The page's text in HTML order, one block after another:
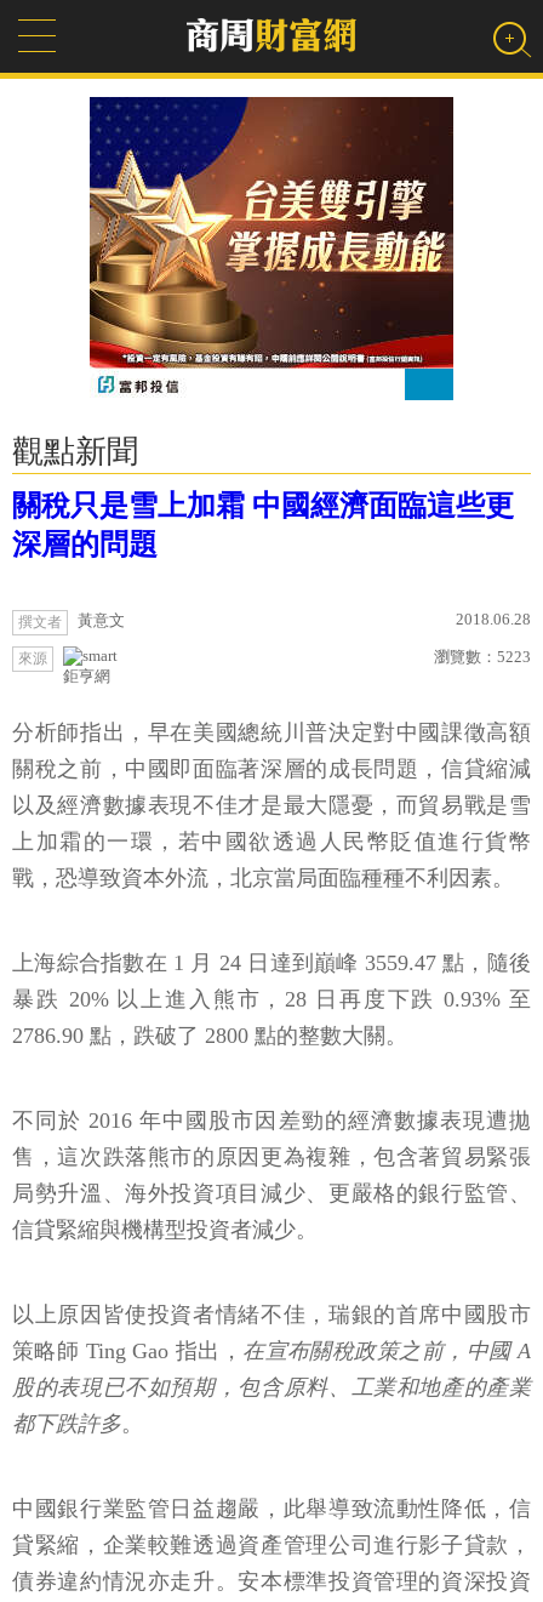
觀點新聞
關稅只是雪上加霜 中國經濟面臨這些更
深層的問題
撰文者 黃意文 2018.06.28
來源
鉅亨網
瀏覽數： 5223
分析師指出，早在美國總統川普決定對中國課徵高額
關稅之前，中國即面臨著深層的成長問題，信貸縮減
以及經濟數據表現不佳才是最大隱憂，而貿易戰是雪
上加霜的一環，若中國欲透過人民幣貶值進行貨幣
戰，恐導致資本外流，北京當局面臨種種不利因素。
上海綜合指數在 1 月 24 日達到巔峰 3559.47 點，隨後
暴跌 20% 以上進入熊市，28 日再度下跌 0.93% 至
2786.90 點，跌破了 2800 點的整數大關。
不同於 2016 年中國股市因差勁的經濟數據表現遭拋
售，這次跌落熊市的原因更為複雜，包含著貿易緊張
局勢升溫、海外投資項目減少、更嚴格的銀行監管、
信貸緊縮與機構型投資者減少。
以上原因皆使投資者情緒不佳，瑞銀的首席中國股市
策略師 Ting Gao 指出， 在宣布關稅政策之前，中國 A
股的表現已不如預期，包含原料、工業和地產的產業
都下跌許多。
中國銀行業監管日益趨嚴，此舉導致流動性降低，信
貸緊縮，企業較難透過資產管理公司進行影子貸款，
債券違約情況亦走升。安本標準投資管理的資深投資